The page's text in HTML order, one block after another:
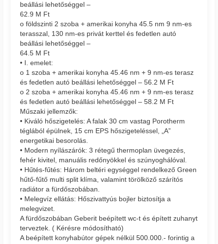
beállási lehetőséggel –
62.9 M Ft
o földszinti 2 szoba + amerikai konyha 45.5 nm 9 nm-es
terasszal, 130 nm-es privát kerttel és fedetlen autó
beállási lehetőséggel –
64.5 M Ft
• I. emelet:
o 1 szoba + amerikai konyha 45.46 nm + 9 nm-es terasz
és fedetlen autó beállási lehetőséggel – 56.2 M Ft
o 2 szoba + amerikai konyha 45.46 nm + 9 nm-es terasz
és fedetlen autó beállási lehetőséggel – 58.2 M Ft
Műszaki jellemzők:
• Kiváló hőszigetelés: A falak 30 cm vastag Porotherm
téglából épülnek, 15 cm EPS hőszigeteléssel, „A”
energetikai besorolás.
• Modern nyílászárók: 3 rétegű thermoplan üvegezés,
fehér kivitel, manuális redőnyökkel és szúnyoghálóval.
• Hűtés-fűtés: Három beltéri egységgel rendelkező Green
hűtő-fűtő multi split klíma, valamint törölköző szárítós
radiátor a fürdőszobában.
• Melegvíz ellátás: Hőszivattyús bojler biztosítja a
melegvizet.
A fürdőszobában Geberit beépített wc-t és épített zuhanyt
terveztek. ( Kérésre módosítható)
A beépített konyhabútor gépek nélkül 500.000.- forintig a